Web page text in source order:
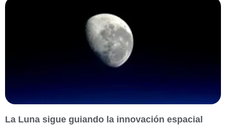
La Luna sigue guiando la innovación espacial